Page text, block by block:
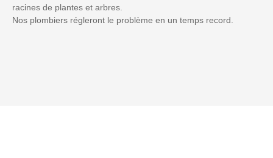
racines de plantes et arbres.
Nos plombiers régleront le problème en un temps record.